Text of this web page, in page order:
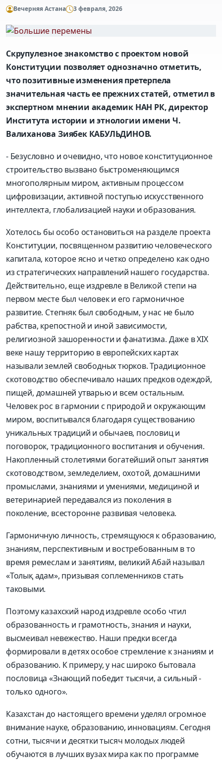
Вечерняя Астана 3 февраля, 2026
Скрупулезное знакомство с проектом новой
Конституции позволяет однозначно отметить,
что позитивные изменения претерпела
значительная часть ее прежних статей, отметил в
экспертном мнении академик НАН РК, директор
Института истории и этнологии имени Ч.
Валиханова Зиябек КАБУЛЬДИНОВ.
- Безусловно и очевидно, что новое конституционное
строительство вызвано быстроменяющимся
многополярным миром, активным процессом
цифровизации, активной поступью искусственного
интеллекта, глобализацией науки и образования.
Хотелось бы особо остановиться на разделе проекта
Конституции, посвященном развитию человеческого
капитала, которое ясно и четко определено как одно
из стратегических направлений нашего государства.
Действительно, еще издревле в Великой степи на
первом месте был человек и его гармоничное
развитие. Степняк был свободным, у нас не было
рабства, крепостной и иной зависимости,
религиозной зашоренности и фанатизма. Даже в XIX
веке нашу территорию в европейских картах
называли землей свободных тюрков. Традиционное
скотоводство обеспечивало наших предков одеждой,
пищей, домашней утварью и всем остальным.
Человек рос в гармонии с природой и окружающим
миром, воспитывался благодаря существованию
уникальных традиций и обычаев, пословиц и
поговорок, традиционного воспитания и обучения.
Накопленный столетиями богатейший опыт занятия
скотоводством, земледелием, охотой, домашними
промыслами, знаниями и умениями, медициной и
ветеринарией передавался из поколения в
поколение, всесторонне развивая человека.
Гармоничную личность, стремящуюся к образованию,
знаниям, перспективным и востребованным в то
время ремеслам и занятиям, великий Абай называл
«Толық адам», призывая соплеменников стать
таковыми.
Поэтому казахский народ издревле особо чтил
образованность и грамотность, знания и науки,
высмеивал невежество. Наши предки всегда
формировали в детях особое стремление к знаниям и
образованию. К примеру, у нас широко бытовала
пословица «Знающий победит тысячи, а сильный -
только одного».
Казахстан до настоящего времени уделял огромное
внимание науке, образованию, инновациям. Сегодня
сотни, тысячи и десятки тысяч молодых людей
обучаются в лучших вузах мира как по программе